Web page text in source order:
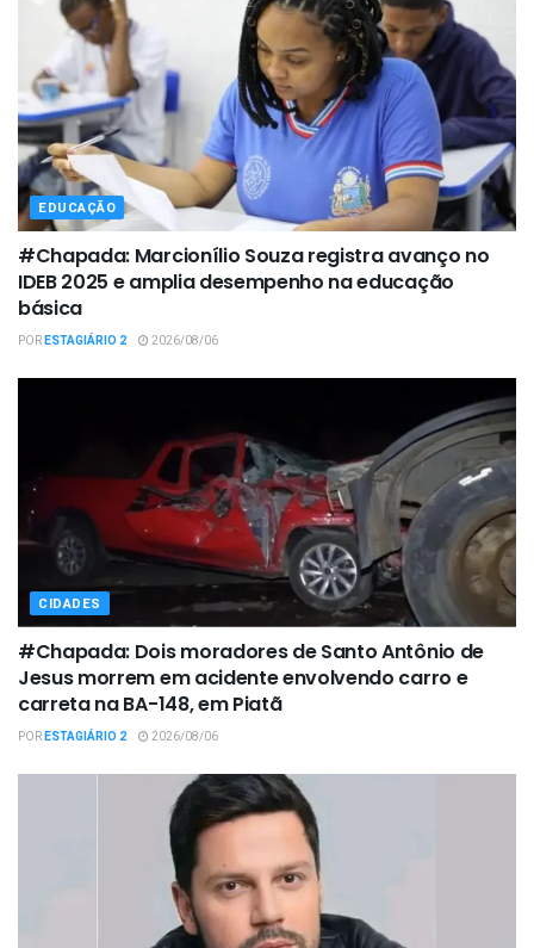
EDUCAÇÃO
#Chapada: Marcionílio Souza registra avanço no
IDEB 2025 e amplia desempenho na educação
básica
PORESTAGIÁRIO 2 2026/08/06
CIDADES
#Chapada: Dois moradores de Santo Antônio de
Jesus morrem em acidente envolvendo carro e
carreta na BA-148, em Piatã
PORESTAGIÁRIO 2 2026/08/06